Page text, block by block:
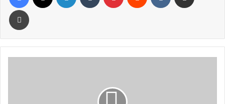
Yazdır